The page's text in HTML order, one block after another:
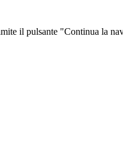
il pulsante "Continua la